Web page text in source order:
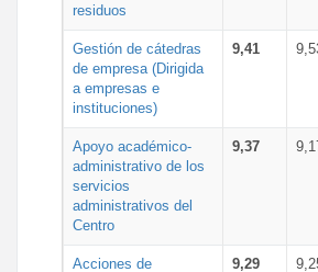
residuos
Gestión de cátedras
de empresa (Dirigida
a empresas e
instituciones)
9,41
Apoyo académico-
administrativo de los
servicios
administrativos del
Centro
9,37
Acciones de
9,29